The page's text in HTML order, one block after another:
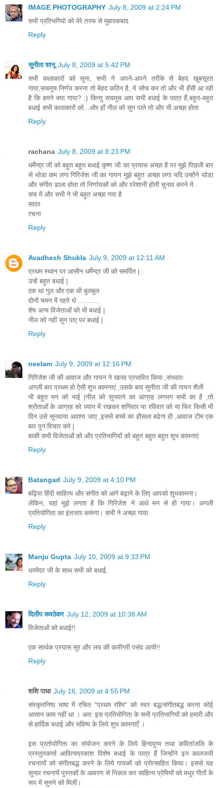
IMAGE PHOTOGRAPHY July 8, 2009 at 2:24 PM
सभी प्रतिभगियो को मेरे तरफ से मुबारकबाद
Reply
सुनीता शानू July 8, 2009 at 5:42 PM
सभी कलाकारों को सुना, सभी ने अपने-अपने तरीके से बेहद खूबसूरत
गाया,सचमुच निर्णय करना तो बेहद कठिन है, ये सोच कर तो और भी हँसी आ रही
है कि हमने क्या गाया? :) किन्तु सचमुच आप सभी बधाई के पात्र हैं,बहुत-बहुत
बधाई सभी कलाकारों को...और हाँ नील को सुन पाते तो और भी अच्छा होता
Reply
rachana July 8, 2009 at 8:23 PM
धर्मेन्द्र जी को बहुत बहुत बधाई कृष्ण जी का प्रयास अच्छा है पर मुझे पिछली बार
से थोडा कम लगा गिरिजेश जी का गायन मुझे बहुत अच्छा लगा यदि उन्होंने थोडा
और संगीत डाला होता तो निर्णायकों को और परेशानी होती चुनाव करने में .
सच में और सभी ने भी बहुत अच्छा गया है
सादर
रचना
Reply
Avadhesh Shukla July 9, 2009 at 12:11 AM
प्रथम स्थान पर आसीन धर्मेन्द्र जी को समर्पित |
उन्हें बहुत बधाई |
एक था गुल और एक थी बुलबुल
दोनों चमन में रहते थे ...........
शेष अन्य विजेताओं को भी बधाई |
नील को नहीं सुन पाए पर बधाई |
Reply
neelam July 9, 2009 at 12:16 PM
गिरिजेश जी की आवाज और गायन ने खासा प्रभावित किया ,संभवतः
अगली बार प्रथम हो ऐसी शुभ कामनाएं ,उसके बाद सुनीता जी की गायन शैली
भी बहुत मन को भाई |नील को सुनवाने का आग्रह लगभग सभी का है ,तो
श्रोताओं के आग्रह को ध्यान में रखकर शनिवार या रविवार को या फिर किसी भी
दिन उसे सुनवाया अवश्य जाए ,इससे बच्चे का हौसला बढेगा ही ,आवाज टीम एक
बार पुनःविचार करे |
बाकी सभी विजेताओं को और प्रतिभागियों को बहुत बहुत बहुत शुभ कामनाएं
Reply
Batangad July 9, 2009 at 4:10 PM
बढ़िया हिंदी साहित्य और संगीत को आगे बढ़ाने के लिए आपको शुभकामना।
लेकिन, यहां मुझे लगता है कि गिरिजेश ने आधे मन से ही गाया। अगली
प्रतियोगिता का इंतजार करूंगा। सभी ने अच्छा गाया
Reply
Manju Gupta July 10, 2009 at 9:33 PM
धरमेंदर जी के साथ सभी को बधाई.
Reply
दिलीप कवठेकर July 12, 2009 at 10:38 AM
विजेताओं को बधाई!!
एक सार्थक प्रयास.सुर और लय की कारीगरी पसंद आयी!!
Reply
शशि पाधा July 16, 2009 at 4:55 PM
संस्कृतनिष्ठ भाषा में रचित "प्रथम रश्मि" को स्वर बद्ध/संगीतबद्ध करना कोई
आसान काम नहीं था । अत: इस प्रतियोगिता के सभी प्रतिभागियों को हमारी और
से हार्दिक बधाई और भविष्य के लिये शुभ कामनाएँ ।
इस प्रतोयोगिता का संयोजन करने के लिये हिन्दयुग्म तथा कवितांजलि के
प्रस्तुतकर्त्ता आदित्यप्रकाश विशेष बधाई के पात्र हैं जिन्होंने इन कालजयी
रचनायों को संगीतबद्ध करने के लिये गायकों को प्रोत्साहित किया। इससे यह
सुन्दर रचनायें पुस्तकों के आवरण से निकल कर साहित्य प्रेमियों को मधुर गीतों के
रूप में सुनने को मिलीं।